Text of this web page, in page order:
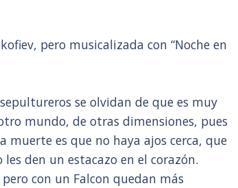
pero musicalizada con “Noche en
se olvidan de que es muy
mundo, de otras dimensiones, pues
muerte es que no haya ajos cerca, que
den un estacazo en el corazón.
con un Falcon quedan más